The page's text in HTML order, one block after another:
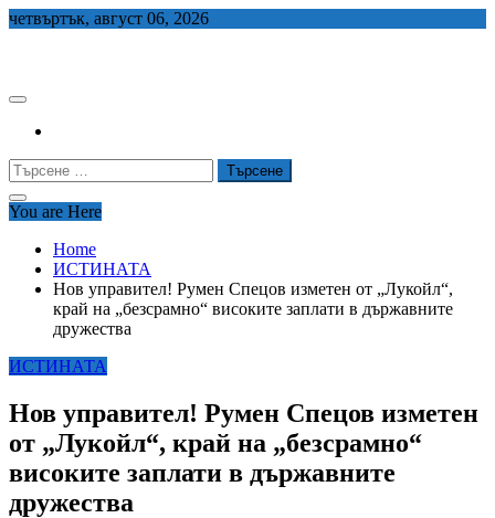
Skip
четвъртък, август 06, 2026
Търсене
за:
You are Here
Home
ИСТИНАТА
Нов управител! Румен Спецов изметен от „Лукойл“,
край на „безсрамно“ високите заплати в държавните
дружества
ИСТИНАТА
Нов управител! Румен Спецов изметен
от „Лукойл“, край на „безсрамно“
високите заплати в държавните
дружества